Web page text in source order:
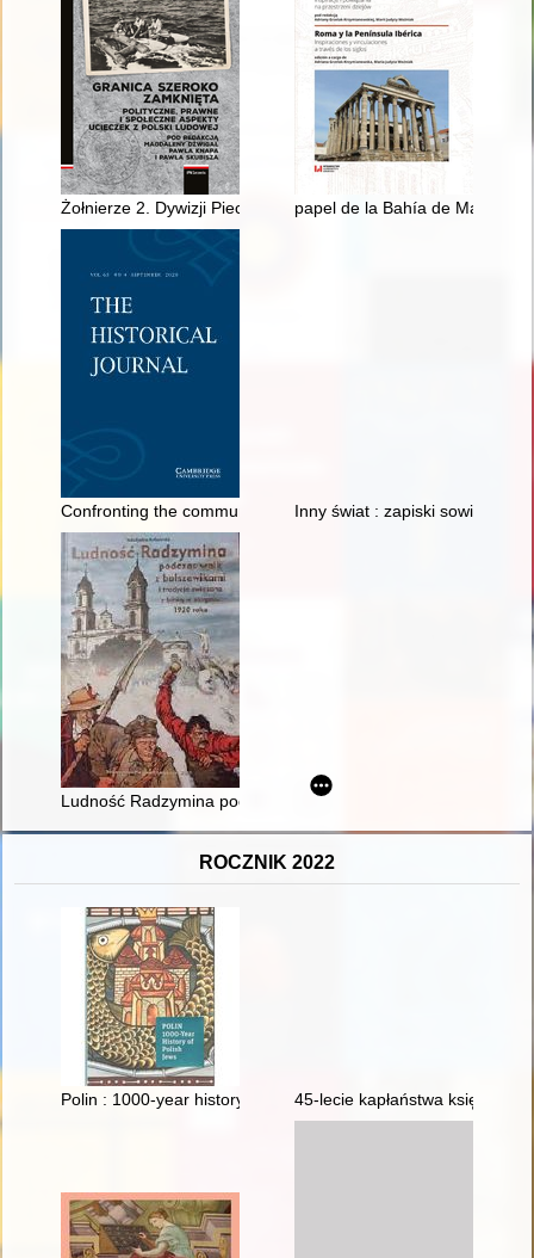
Żołnierze 2. Dywizji Piechoty Legionów AK w drodze na
papel de la Bahía de
Confronting the communal grave : a reassessment of social
Inny świat : zapiski sowieckie
Ludność Radzymina podczas walk z bolszewikami i tradycja
ROCZNIK 2022
Polin : 1000-year history of Polish Jews : a guide
45-lecie kapłaństwa księdza